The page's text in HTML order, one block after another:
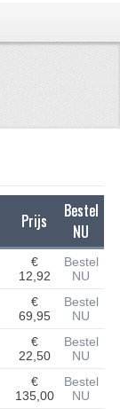
Prijs
Bestel
NU
€
12,92
Bestel
NU
€
69,95
Bestel
NU
€
22,50
Bestel
NU
€
135,00
Bestel
NU